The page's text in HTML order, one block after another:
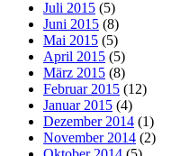
Juli 2015 (5)
Juni 2015 (8)
Mai 2015 (5)
April 2015 (5)
März 2015 (8)
Februar 2015 (12)
Januar 2015 (4)
Dezember 2014 (1)
November 2014 (2)